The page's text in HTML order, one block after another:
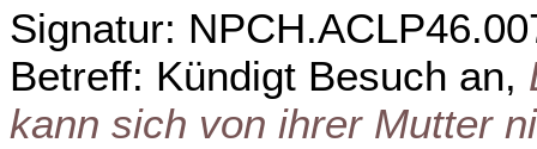
Signatur:
Betreff: Kündigt Besuch an,
kann sich von ihrer Mutter